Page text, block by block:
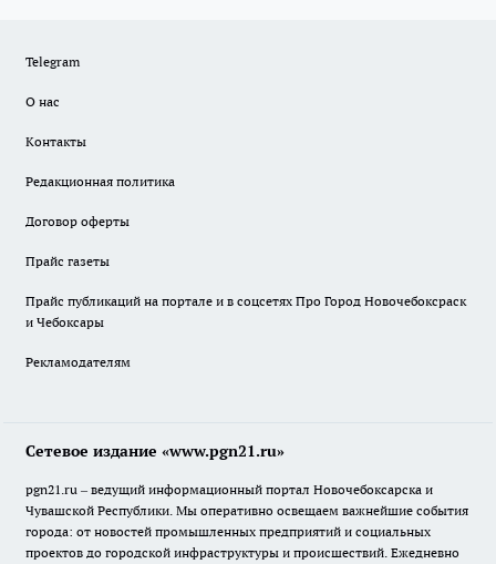
Telegram
О нас
Контакты
Редакционная политика
Договор оферты
Прайс газеты
Прайс публикаций на портале и в соцсетях Про Город Новочебоксраск
и Чебоксары
Рекламодателям
Сетевое издание «www.pgn21.ru»
pgn21.ru – ведущий информационный портал Новочебоксарска и
Чувашской Республики. Мы оперативно освещаем важнейшие события
города: от новостей промышленных предприятий и социальных
проектов до городской инфраструктуры и происшествий. Ежедневно